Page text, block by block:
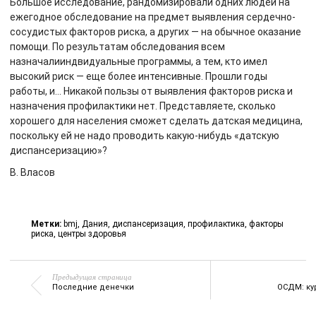
ежегодное обследование на предмет выявления сердечно-
сосудистых факторов риска, а других — на обычное оказание
помощи. По результатам обследования всем
назначалииндвидуальные программы, а тем, кто имел
высокий риск — еще более интенсивные. Прошли годы
работы, и… Никакой пользы от выявления факторов риска и
назначения профилактики нет. Представляете, сколько
хорошего для населения сможет сделать датская медицина,
поскольку ей не надо проводить какую-нибудь «датскую
диспансеризацию»?
В. Власов
Метки: bmj, Дания, диспансеризация, профилактика, факторы
риска, центры здоровья
Предыдущая страница
Последние денечки ОСДМ: